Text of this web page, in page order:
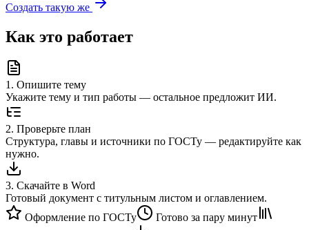
Создать такую же
Как это работает
1. Опишите тему
Укажите тему и тип работы — остальное предложит ИИ.
2. Проверьте план
Структура, главы и источники по ГОСТу — редактируйте как
нужно.
3. Скачайте в Word
Готовый документ с титульным листом и оглавлением.
Оформление по ГОСТу
Готово за пару минут